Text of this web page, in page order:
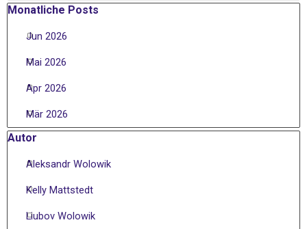
Block überspringen Monatliche Posts
Monatliche Posts
Jun 2026
Mai 2026
Apr 2026
Mär 2026
Block überspringen Autor
Autor
Aleksandr Wolowik
Kelly Mattstedt
Liubov Wolowik